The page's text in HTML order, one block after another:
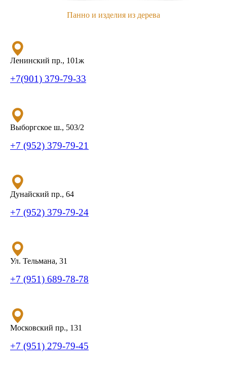
Панно и изделия из дерева
Ленинский пр., 101ж
+7(901) 379-79-33
Выборгское ш., 503/2
+7 (952) 379-79-21
Дунайский пр., 64
+7 (952) 379-79-24
Ул. Тельмана, 31
+7 (951) 689-78-78
Московский пр., 131
+7 (951) 279-79-45